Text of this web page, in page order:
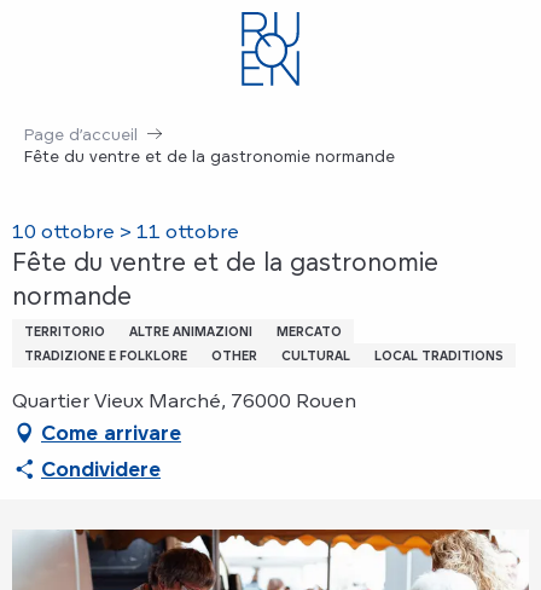
Page d’accueil
Fête du ventre et de la gastronomie normande
10 ottobre > 11 ottobre
Fête du ventre et de la gastronomie
normande
TERRITORIO ALTRE ANIMAZIONI
MERCATO
TRADIZIONE E FOLKLORE
OTHER CULTURAL LOCAL TRADITIONS
Quartier Vieux Marché, 76000 Rouen
Come arrivare
Condividere